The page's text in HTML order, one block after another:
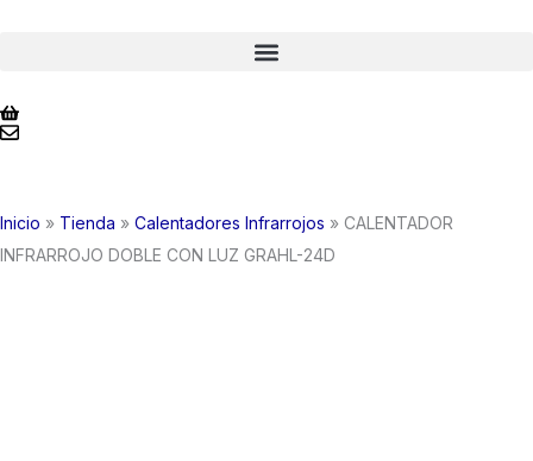
Inicio » Tienda » Calentadores Infrarrojos » CALENTADOR
INFRARROJO DOBLE CON LUZ GRAHL-24D